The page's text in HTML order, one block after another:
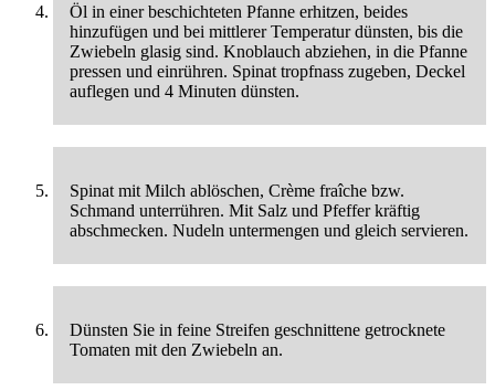
Öl in einer beschichteten Pfanne erhitzen, beides
hinzufügen und bei mittlerer Temperatur dünsten, bis die
Zwiebeln glasig sind. Knoblauch abziehen, in die Pfanne
pressen und einrühren. Spinat tropfnass zugeben, Deckel
auflegen und 4 Minuten dünsten.
Spinat mit Milch ablöschen, Crème fraîche bzw.
Schmand unterrühren. Mit Salz und Pfeffer kräftig
abschmecken. Nudeln untermengen und gleich servieren.
Dünsten Sie in feine Streifen geschnittene getrocknete
Tomaten mit den Zwiebeln an.